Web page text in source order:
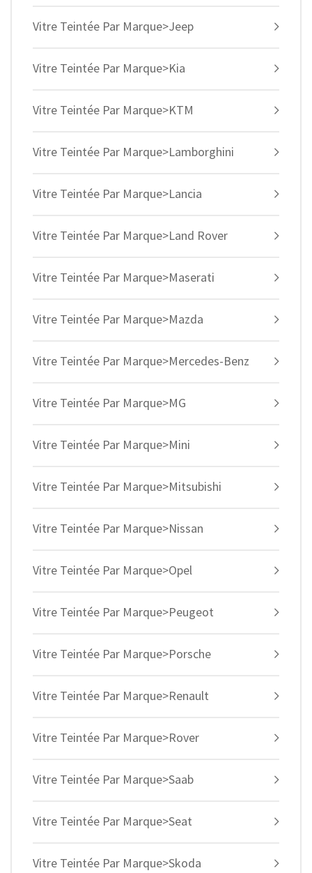
Vitre Teintée Par Marque>Jeep
Vitre Teintée Par Marque>Kia
Vitre Teintée Par Marque>KTM
Vitre Teintée Par Marque>Lamborghini
Vitre Teintée Par Marque>Lancia
Vitre Teintée Par Marque>Land Rover
Vitre Teintée Par Marque>Maserati
Vitre Teintée Par Marque>Mazda
Vitre Teintée Par Marque>Mercedes-Benz
Vitre Teintée Par Marque>MG
Vitre Teintée Par Marque>Mini
Vitre Teintée Par Marque>Mitsubishi
Vitre Teintée Par Marque>Nissan
Vitre Teintée Par Marque>Opel
Vitre Teintée Par Marque>Peugeot
Vitre Teintée Par Marque>Porsche
Vitre Teintée Par Marque>Renault
Vitre Teintée Par Marque>Rover
Vitre Teintée Par Marque>Saab
Vitre Teintée Par Marque>Seat
Vitre Teintée Par Marque>Skoda